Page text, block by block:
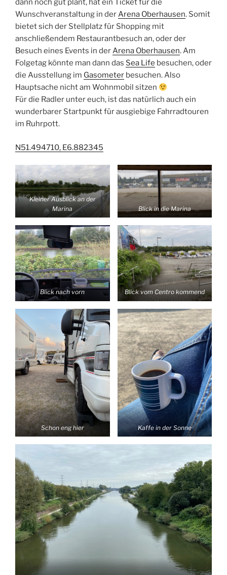
dann noch gut plant, hat ein Ticket für die
Wunschveranstaltung in derArena Oberhausen. Somit
bietet sich der Stellplatz für Shopping mit
anschließendem Restaurantbesuch an, oder der
Besuch eines Events in derArena Oberhausen. Am
Folgetag könnte man dann das Sea Life besuchen, oder
die Ausstellung im Gasometer besuchen. Also
Hauptsache nicht am Wohnmobil sitzen
Für die Radler unter euch, ist das natürlich auch ein
wunderbarer Startpunkt für ausgiebige Fahrradtouren
im Ruhrpott.
N51.494710, E6.882345
Kleiner Ausblick an der
Marina
Blick in die Marina
Blick nach vorn Blick vom Centro kommend
Schon eng hier Kaffe in der Sonne